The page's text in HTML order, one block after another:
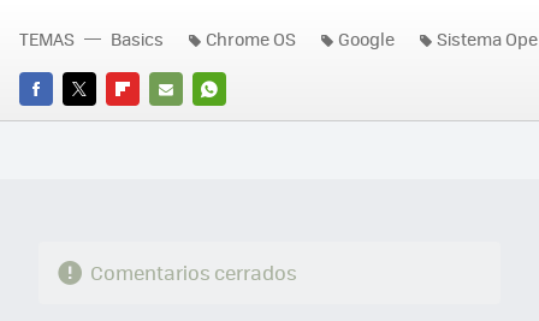
FACEBOOK
TWITTERFLIPBOARD
E-
WHATSAPP
TEMAS Basics Chrome OS Google Sistema
Comentarios cerrados